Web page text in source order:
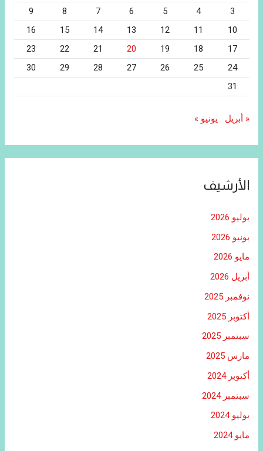
3
4
5
6
7
8
9
10
11
12
13
14
15
16
17
18
19
20
21
22
23
24
25
26
27
28
29
30
31
« أبريل يونيو »
الأرشيف
يوليو 2026
يونيو 2026
مايو 2026
أبريل 2026
نوفمبر 2025
أكتوبر 2025
سبتمبر 2025
مارس 2025
أكتوبر 2024
سبتمبر 2024
يوليو 2024
مايو 2024